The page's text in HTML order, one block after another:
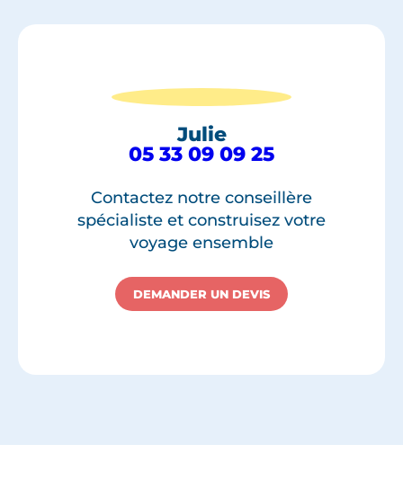
Julie
05 33 09 09 25
Contactez notre conseillère
spécialiste et construisez votre
voyage ensemble
DEMANDER UN DEVIS